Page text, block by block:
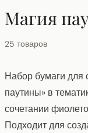
Магия
25 товаров
Набор бумаги для
паутины» в
сочетании
Подходит для